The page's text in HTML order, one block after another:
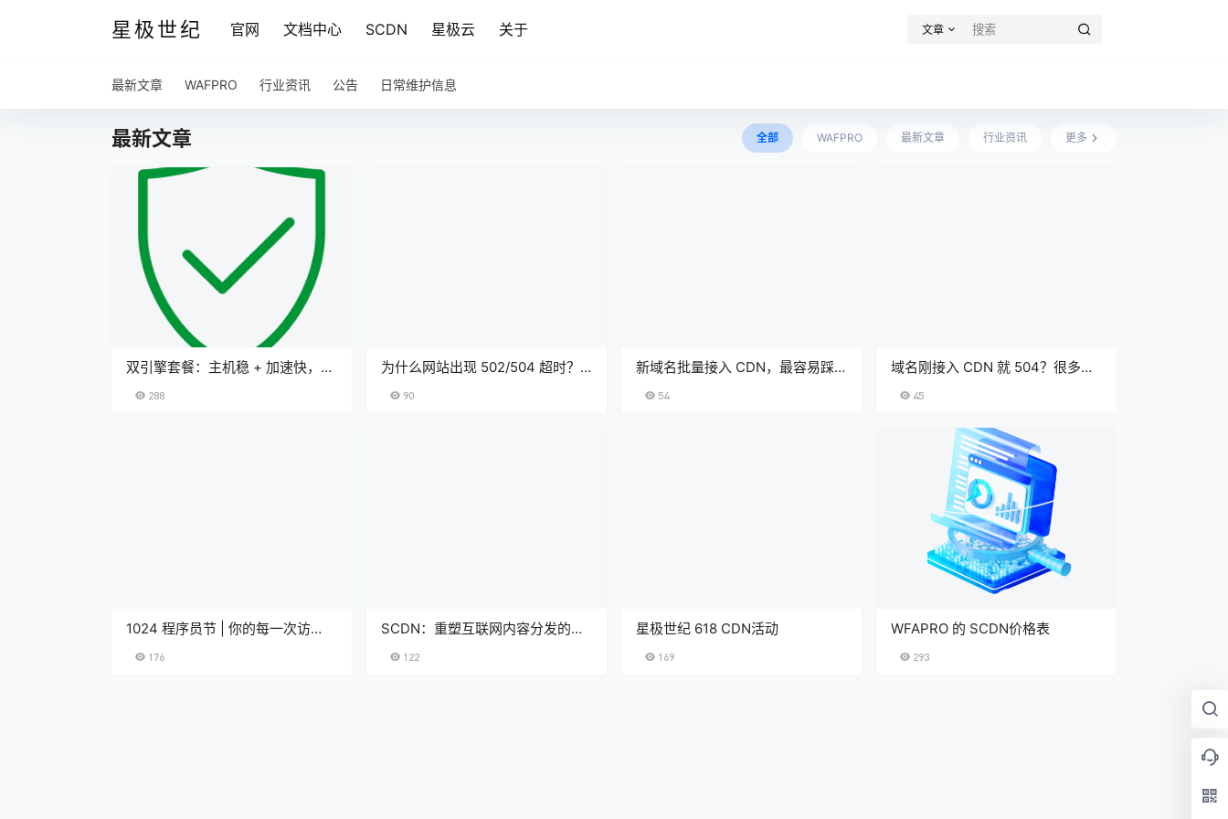
星极世纪 官网 文档中心 SCDN 星极云 关于 文章
最新文章 WAFPRO 行业资讯 公告 日常维护信息
最新文章 全部 WAFPRO 最新文章 行业资讯 更多
双引擎套餐：主机稳 + 加速快，只
288
为什么网站出现 502/504 超时？
90
新域名批量接入 CDN，最容易踩
54
域名刚接入 CDN 就 504？很多人
45
1024 程序员节 | 你的每一次访
176
SCDN：重塑互联网内容分发的安
122
星极世纪 618 CDN活动
169
WFAPRO 的 SCDN价格表
293